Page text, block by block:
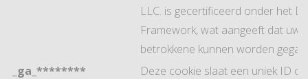
LLC. is gecertificeerd onder het
Framework, wat aangeeft dat uw
betrokkene kunnen worden
_ga_********
Deze cookie slaat een uniek ID